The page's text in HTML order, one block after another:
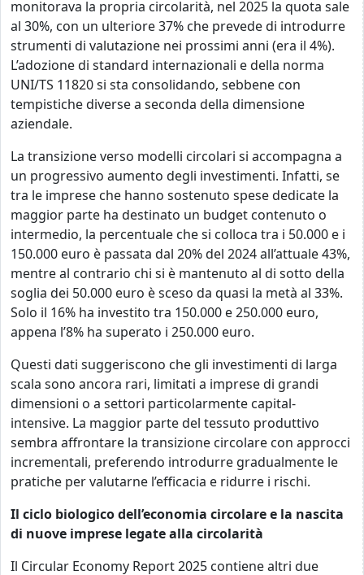
monitorava la propria circolarità, nel 2025 la quota sale
al 30%, con un ulteriore 37% che prevede di introdurre
strumenti di valutazione nei prossimi anni (era il 4%).
L’adozione di standard internazionali e della norma
UNI/TS 11820 si sta consolidando, sebbene con
tempistiche diverse a seconda della dimensione
aziendale.
La transizione verso modelli circolari si accompagna a
un progressivo aumento degli investimenti. Infatti, se
tra le imprese che hanno sostenuto spese dedicate la
maggior parte ha destinato un budget contenuto o
intermedio, la percentuale che si colloca tra i 50.000 e i
150.000 euro è passata dal 20% del 2024 all’attuale 43%,
mentre al contrario chi si è mantenuto al di sotto della
soglia dei 50.000 euro è sceso da quasi la metà al 33%.
Solo il 16% ha investito tra 150.000 e 250.000 euro,
appena l’8% ha superato i 250.000 euro.
Questi dati suggeriscono che gli investimenti di larga
scala sono ancora rari, limitati a imprese di grandi
dimensioni o a settori particolarmente capital-
intensive. La maggior parte del tessuto produttivo
sembra affrontare la transizione circolare con approcci
incrementali, preferendo introdurre gradualmente le
pratiche per valutarne l’efficacia e ridurre i rischi.
Il ciclo biologico dell’economia circolare e la nascita
di nuove imprese legate alla circolarità
Il Circular Economy Report 2025 contiene altri due